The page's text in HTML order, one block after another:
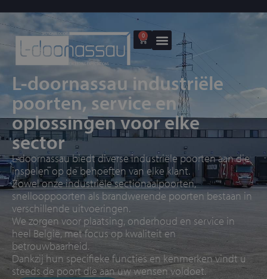
0
L-doornassau industriële
poorten, service en
oplossingen voor elke
sector
L-doornassau biedt diverse industriële poorten aan die
inspelen op de behoeften van elke klant.
Zowel onze industriële sectionaalpoorten,
snellooppoorten als brandwerende poorten bestaan in
verschillende uitvoeringen.
We zorgen voor plaatsing, onderhoud en service in
heel België, met focus op kwaliteit en
betrouwbaarheid.
Dankzij hun specifieke functies en kenmerken vindt u
steeds de poort die aan uw wensen voldoet.